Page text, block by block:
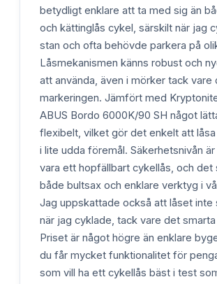
betydligt enklare att ta med sig än
och kättinglås cykel, särskilt när jag
stan och ofta behövde parkera på
Låsmekanismen känns robust och
att använda, även i mörker tack vare
markeringen. Jämfört med
ABUS Bordo 6000K/90 SH något
flexibelt, vilket gör det enkelt att
i lite udda föremål. Säkerhetsnivån
vara ett hopfällbart cykellås, och
både bultsax och enklare verktyg i
Jag uppskattade också att låset inte
när jag cyklade, tack vare det
Priset är något högre än enklare
du får mycket funktionalitet för
som vill ha ett cykellås bäst i test